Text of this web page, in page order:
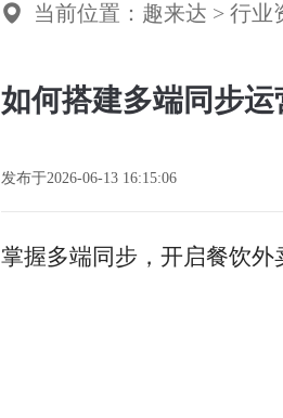
当前位置： 趣来达 > 行业
如何搭建多端同步
发布于2026-06-13 16:15:06
掌握多端同步，开启餐饮外